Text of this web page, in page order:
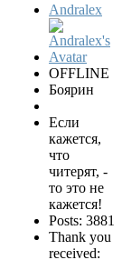
Andralex
OFFLINE
Боярин
Если
кажется,
что
читерят, -
то это не
кажется!
Posts: 3881
Thank you
received: